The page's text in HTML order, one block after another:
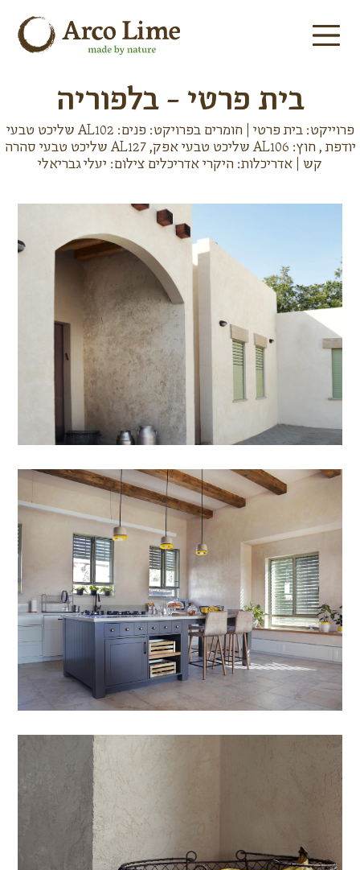
בית פרטי - בלפוריה
פרוייקט: בית פרטי | חומרים בפרויקט: פנים: AL102 שליכט טבעי
יודפת , חוץ: AL106 שליכט טבעי אפק, AL127 שליכט טבעי סהרה
קש | אדריכלות: היקרי אדריכלים צילום: יעלי גבריאלי